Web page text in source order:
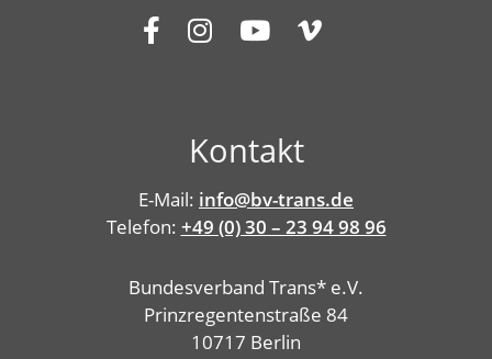
Kontakt
E-Mail: info@bv-trans.de
Telefon: +49 (0) 30 – 23 94 98 96
Bundesverband Trans* e.V.
Prinzregentenstraße 84
10717 Berlin